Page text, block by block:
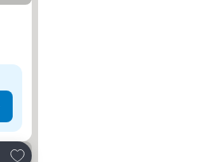
Lägg till i Mina Favoriter